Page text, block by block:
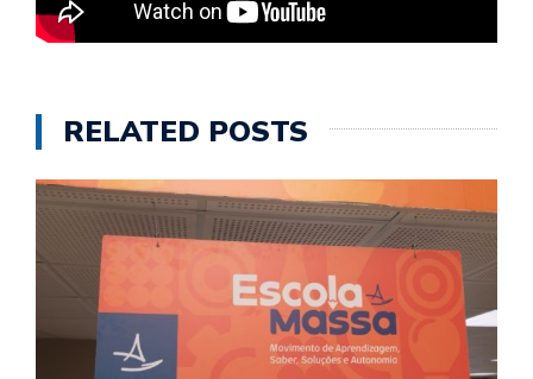
RELATED POSTS